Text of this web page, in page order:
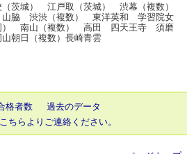
茨城） 江戸取（茨城） 渋幕（複数）
脇 渋渋（複数） 東洋英和 学習院女
南山（複数） 高田 四天王寺 須磨
朝日（複数）長崎青雲
格者数
過去のデータ
ちらよりご連絡ください。